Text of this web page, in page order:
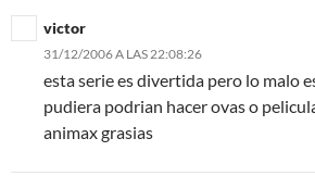
victor
31/12/2006 A LAS 22:08:26
esta serie es divertida pero lo malo
pudiera podrian hacer ovas o
animax grasias